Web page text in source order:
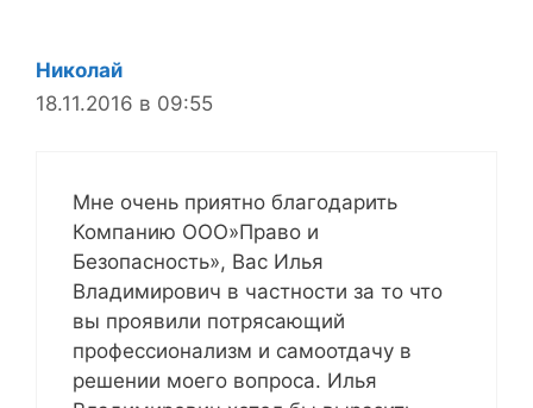
Николай
18.11.2016 в 09:55
Мне очень приятно благодарить
Компанию ООО»Право и
Безопасность», Вас Илья
Владимирович в частности за то что
вы проявили потрясающий
профессионализм и самоотдачу в
решении моего вопроса. Илья